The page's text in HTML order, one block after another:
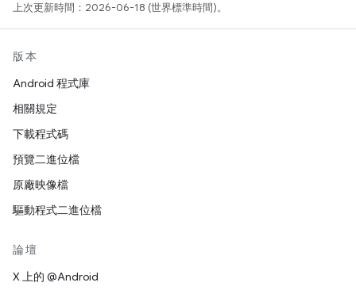
上次更新時間：2026-06-18 (世界標準時間)。
版本
Android 程式庫
相關規定
下載程式碼
預覽二進位檔
原廠映像檔
驅動程式二進位檔
論壇
X 上的 @Android